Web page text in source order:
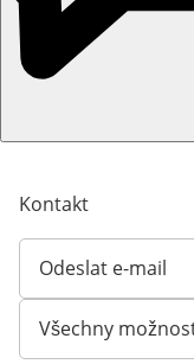
Kontakt
Odeslat e-mail
Otevírá e-
Všechny